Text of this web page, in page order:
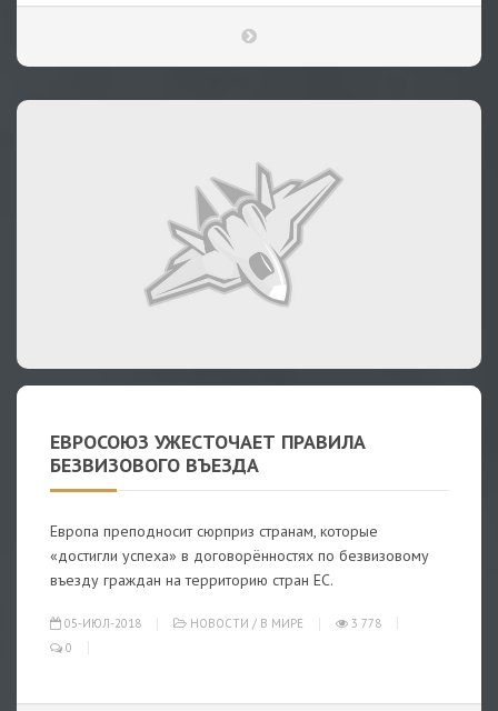
ЕВРОСОЮЗ УЖЕСТОЧАЕТ ПРАВИЛА
БЕЗВИЗОВОГО ВЪЕЗДА
Европа преподносит сюрприз странам, которые
«достигли успеха» в договорённостях по безвизовому
въезду граждан на территорию стран ЕС.
05-ИЮЛ-2018 НОВОСТИ / В МИРЕ
3 778
0